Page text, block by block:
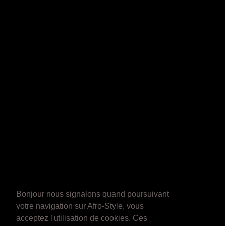
Bonjour nous signalons quand poursuivant
votre navigation sur Afro-Style, vous
acceptez l'utilisation de cookies. Ces